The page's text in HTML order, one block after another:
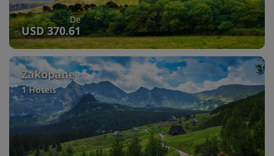
De
USD 370.61
Zakopane
1 Hotels